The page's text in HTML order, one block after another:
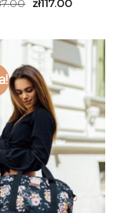
zł117.00